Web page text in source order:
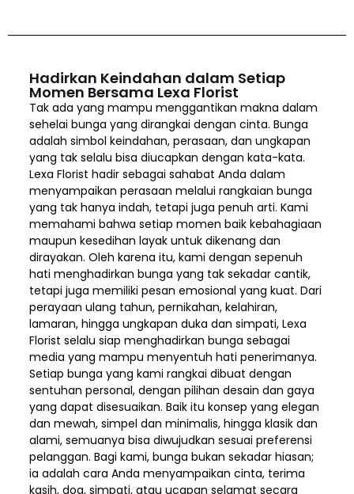
Hadirkan Keindahan dalam Setiap
Momen Bersama Lexa Florist
Tak ada yang mampu menggantikan makna dalam
sehelai bunga yang dirangkai dengan cinta. Bunga
adalah simbol keindahan, perasaan, dan ungkapan
yang tak selalu bisa diucapkan dengan kata-kata.
Lexa Florist hadir sebagai sahabat Anda dalam
menyampaikan perasaan melalui rangkaian bunga
yang tak hanya indah, tetapi juga penuh arti. Kami
memahami bahwa setiap momen baik kebahagiaan
maupun kesedihan layak untuk dikenang dan
dirayakan. Oleh karena itu, kami dengan sepenuh
hati menghadirkan bunga yang tak sekadar cantik,
tetapi juga memiliki pesan emosional yang kuat. Dari
perayaan ulang tahun, pernikahan, kelahiran,
lamaran, hingga ungkapan duka dan simpati, Lexa
Florist selalu siap menghadirkan bunga sebagai
media yang mampu menyentuh hati penerimanya.
Setiap bunga yang kami rangkai dibuat dengan
sentuhan personal, dengan pilihan desain dan gaya
yang dapat disesuaikan. Baik itu konsep yang elegan
dan mewah, simpel dan minimalis, hingga klasik dan
alami, semuanya bisa diwujudkan sesuai preferensi
pelanggan. Bagi kami, bunga bukan sekadar hiasan;
ia adalah cara Anda menyampaikan cinta, terima
kasih, doa, simpati, atau ucapan selamat secara